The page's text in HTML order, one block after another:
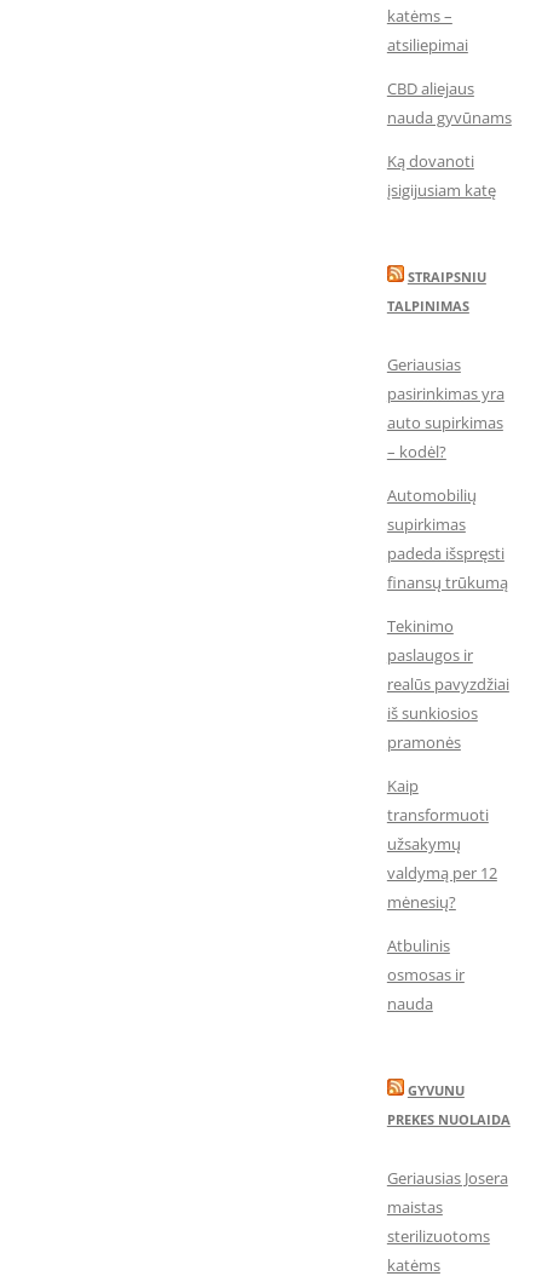
katėms –
atsiliepimai
CBD aliejaus
nauda gyvūnams
Ką dovanoti
įsigijusiam katę
STRAIPSNIU
TALPINIMAS
Geriausias
pasirinkimas yra
auto supirkimas
– kodėl?
Automobilių
supirkimas
padeda išspręsti
finansų trūkumą
Tekinimo
paslaugos ir
realūs pavyzdžiai
iš sunkiosios
pramonės
Kaip
transformuoti
užsakymų
valdymą per 12
mėnesių?
Atbulinis
osmosas ir
nauda
GYVUNU
PREKES NUOLAIDA
Geriausias Josera
maistas
sterilizuotoms
katėms